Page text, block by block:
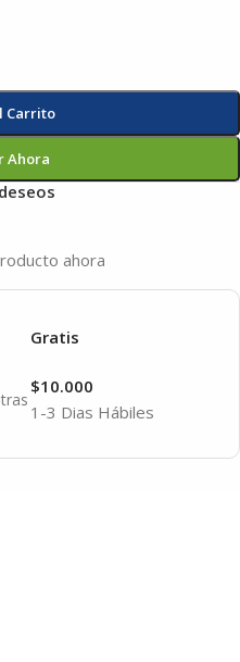
Carrito
Ahora
ahora
Gratis
1-3 Dias Hábiles
$10.000